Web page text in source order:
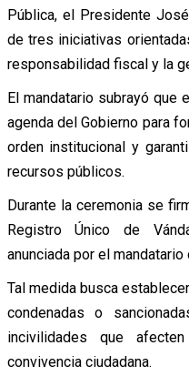
Pública, el Presidente
de tres iniciativas
responsabilidad fiscal y la
El mandatario subrayó que
agenda del Gobierno para
orden institucional y
recursos públicos.
Durante la ceremonia se
Registro Único de
anunciada por el
Tal medida busca
condenadas o
incivilidades que
convivencia ciudadana.